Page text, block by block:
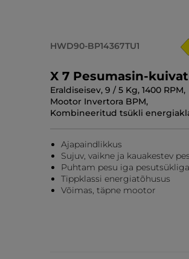
HWD90-BP14367TU1
X 7 Pesumasin-
Eraldiseisev, 9 / 5 Kg, 1400 RPM,
Mootor Invertora BPM,
Kombineeritud tsükli
Ajapaindlikkus
Sujuv, vaikne ja kauakestev
Puhtam pesu iga pesutsükliga
Tippklassi energiatõhusus
Võimas, täpne mootor